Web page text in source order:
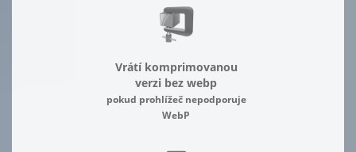
Vrátí komprimovanou
verzi bez webp
pokud prohlížeč nepodporuje
WebP